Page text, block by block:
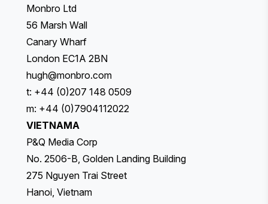
Monbro Ltd
56 Marsh Wall
Canary Wharf
London EC1A 2BN
hugh@monbro.com
t: +44 (0)207 148 0509
m: +44 (0)7904112022
VIETNAMA
P&Q Media Corp
No. 2506-B, Golden Landing Building
275 Nguyen Trai Street
Hanoi, Vietnam